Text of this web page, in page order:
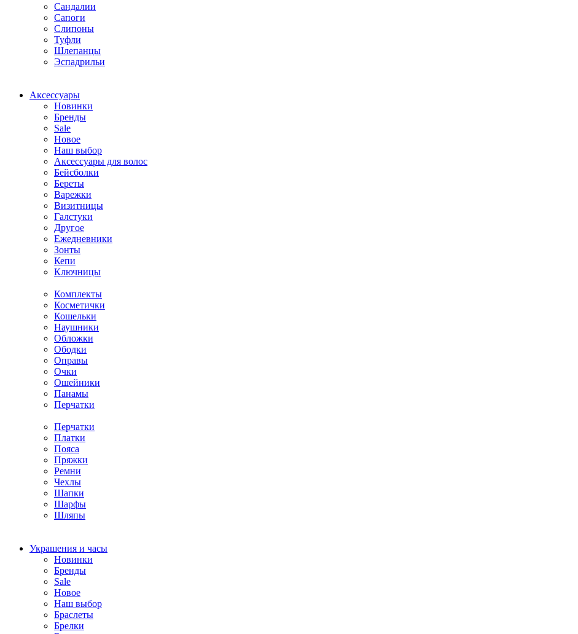
Сандалии
Сапоги
Слипоны
Туфли
Шлепанцы
Эспадрильи
Аксессуары
Новинки
Бренды
Sale
Новое
Наш выбор
Аксессуары для волос
Бейсболки
Береты
Варежки
Визитницы
Галстуки
Другое
Ежедневники
Зонты
Кепи
Ключницы
Комплекты
Косметички
Кошельки
Наушники
Обложки
Ободки
Оправы
Очки
Ошейники
Панамы
Перчатки
Перчатки
Платки
Пояса
Пряжки
Ремни
Чехлы
Шапки
Шарфы
Шляпы
Украшения и часы
Новинки
Бренды
Sale
Новое
Наш выбор
Браслеты
Брелки